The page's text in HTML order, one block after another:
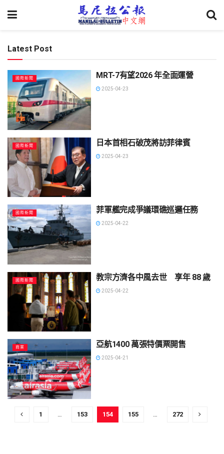
Latest Post
國際新聞 MRT-7有望2026 年全面運營
2025-04-23
國際新聞 日本首相石破茂將訪菲律賓
2025-04-23
國際新聞 菲軍艦完成爭議環礁巡邏任務
2025-04-22
國際新聞 教宗方濟各中風去世 享年 88 歲
2025-04-22
商業 亞航1400 萬張特價票開售
2025-04-21
1 153 154 155 272